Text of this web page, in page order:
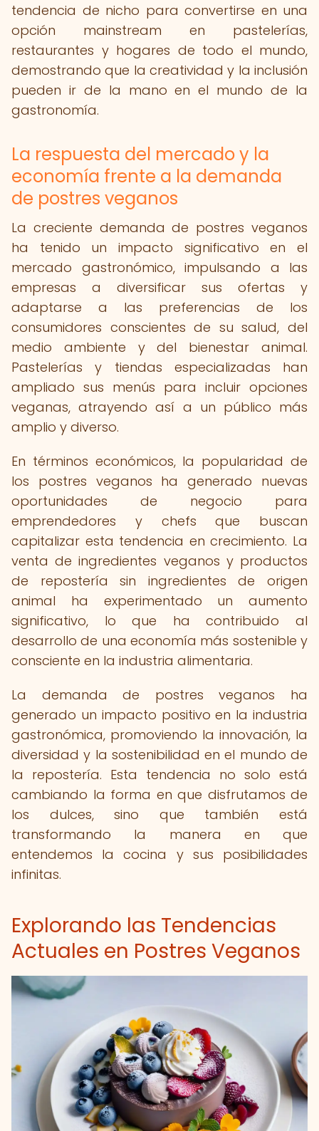
tendencia de nicho para convertirse en una
opción mainstream en pastelerías,
restaurantes y hogares de todo el mundo,
demostrando que la creatividad y la inclusión
pueden ir de la mano en el mundo de la
gastronomía.
La respuesta del mercado y la
economía frente a la demanda
de postres veganos
La creciente demanda de postres veganos
ha tenido un impacto significativo en el
mercado gastronómico, impulsando a las
empresas a diversificar sus ofertas y
adaptarse a las preferencias de los
consumidores conscientes de su salud, del
medio ambiente y del bienestar animal.
Pastelerías y tiendas especializadas han
ampliado sus menús para incluir opciones
veganas, atrayendo así a un público más
amplio y diverso.
En términos económicos, la popularidad de
los postres veganos ha generado nuevas
oportunidades de negocio para
emprendedores y chefs que buscan
capitalizar esta tendencia en crecimiento. La
venta de ingredientes veganos y productos
de repostería sin ingredientes de origen
animal ha experimentado un aumento
significativo, lo que ha contribuido al
desarrollo de una economía más sostenible y
consciente en la industria alimentaria.
La demanda de postres veganos ha
generado un impacto positivo en la industria
gastronómica, promoviendo la innovación, la
diversidad y la sostenibilidad en el mundo de
la repostería. Esta tendencia no solo está
cambiando la forma en que disfrutamos de
los dulces, sino que también está
transformando la manera en que
entendemos la cocina y sus posibilidades
infinitas.
Explorando las Tendencias
Actuales en Postres Veganos